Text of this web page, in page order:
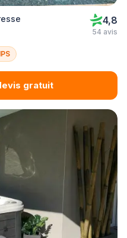
4,8
54 avis
gratuit